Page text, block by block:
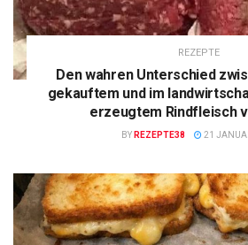
REZEPTE
Den wahren Unterschied
gekauftem und im
erzeugtem Rindfleisch
BY REZEPTE38 21